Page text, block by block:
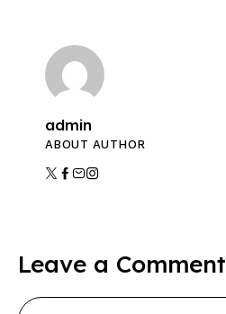
admin
ABOUT AUTHOR
Leave a Comment